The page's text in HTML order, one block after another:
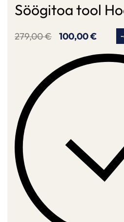
Söögitoa tool
279,00€ 100,00€ -